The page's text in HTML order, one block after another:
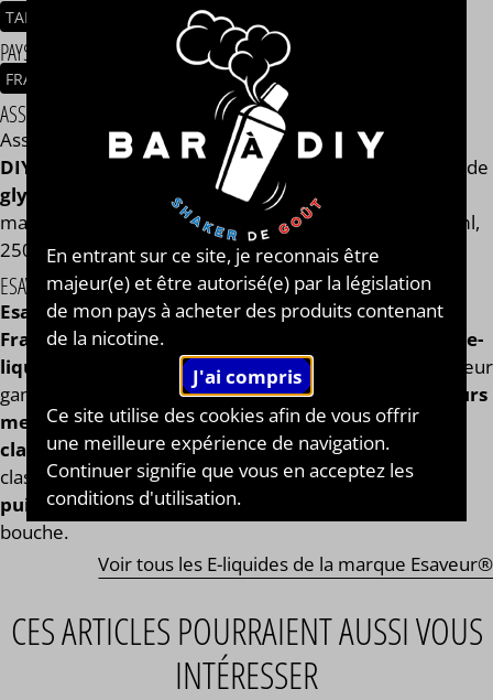
TABAC BRUN CIGARILLOS
PAYS / ORIGINE DU CONCENTRÉ
FRANCE
ASSEMBLAGE
Assemblage réalisé à PLOUESCAT - France par
DIY®
. Composé de mono propylène glycol végétal
, de
glycérine végétale et de l'arôme Classic cigare de la
marque Esaveur®. Disponible en flacon de 50ml, 125ml,
250ml, 500ml et 1L. STEEP : 4 jours.
ESAVEUR®
Esaveur®est une marque dee-liquides 100%
Française , fabriquant
e-
liquides
de haute qualité développés en laboratoire. Leur
gamme s'étend sur
des saveurs classiques
saveurs
mentholées en passant par lessaveurs fruitées et
classiques, jusqu'auxgourmandes. Leur grand
classique, lee-liquide Menthe Fraîche à l'arôme
puissant de menthe fraîche
bouche.
Voir tous les E-liquides de la marque Esaveur®
CES ARTICLES POURRAIENT AUSSI VOUS
INTÉRESSER
En entrant sur ce site, je reconnais être
majeur(e) et être autorisé(e) par la législation
de mon pays à acheter des produits contenant
de la nicotine.
Ce site utilise des cookies afin de vous offrir
une meilleure expérience de navigation.
Continuer signifie que vous en acceptez les
conditions d'utilisation.